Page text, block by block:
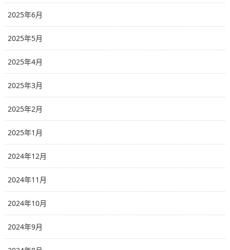
2025年6月
2025年5月
2025年4月
2025年3月
2025年2月
2025年1月
2024年12月
2024年11月
2024年10月
2024年9月